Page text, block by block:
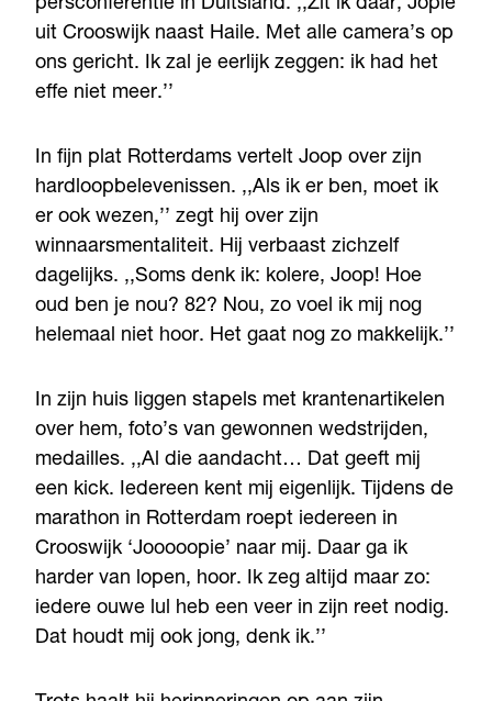
persconferentie in Duitsland. ,,Zit ik daar, Jopie
uit Crooswijk naast Haile. Met alle camera’s op
ons gericht. Ik zal je eerlijk zeggen: ik had het
effe niet meer.’’
In fijn plat Rotterdams vertelt Joop over zijn
hardloopbelevenissen. ,,Als ik er ben, moet ik
er ook wezen,’’ zegt hij over zijn
winnaarsmentaliteit. Hij verbaast zichzelf
dagelijks. ,,Soms denk ik: kolere, Joop! Hoe
oud ben je nou? 82? Nou, zo voel ik mij nog
helemaal niet hoor. Het gaat nog zo makkelijk.’’
In zijn huis liggen stapels met krantenartikelen
over hem, foto’s van gewonnen wedstrijden,
medailles. ,,Al die aandacht… Dat geeft mij
een kick. Iedereen kent mij eigenlijk. Tijdens de
marathon in Rotterdam roept iedereen in
Crooswijk ‘Jooooopie’ naar mij. Daar ga ik
harder van lopen, hoor. Ik zeg altijd maar zo:
iedere ouwe lul heb een veer in zijn reet nodig.
Dat houdt mij ook jong, denk ik.’’